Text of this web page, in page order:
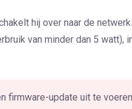
hij over naar de
van minder dan 5 watt),
firmware-update uit te